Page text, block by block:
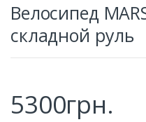
Велосипед
складной руль
5300грн.